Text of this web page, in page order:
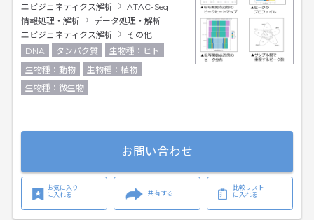
エピジェネティクス解析
ATAC-Seq
情報処理・解析
データ処理・解析
エピジェネティクス解析
その他
DNA
タンパク質
生物種：ヒト
生物種：動物
生物種：植物
生物種：微生物
お問い合わせ
お気に入り
に入れる
共有する
比較リスト
に入れる